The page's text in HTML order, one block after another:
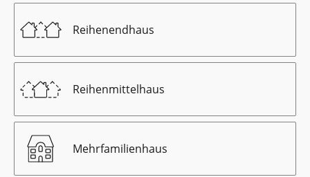
Reihenendhaus
Reihenmittelhaus
Mehrfamilienhaus